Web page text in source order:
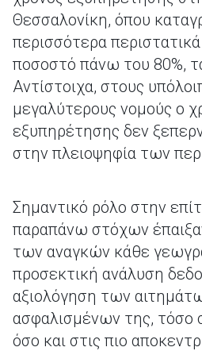
Θεσσαλονίκη, όπου
περισσότερα περιστατικά
ποσοστό πάνω του 80%,
Αντίστοιχα, στους
μεγαλύτερους νομούς ο
εξυπηρέτησης δεν
στην πλειοψηφία των
Σημαντικό ρόλο στην
παραπάνω στόχων
των αναγκών κάθε
προσεκτική ανάλυση
αξιολόγηση των
ασφαλισμένων της, τόσο
όσο και στις πιο